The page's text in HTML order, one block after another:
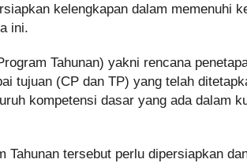
kelengkapan dalam memenuhi
ini.
Tahunan) yakni rencana
tujuan (CP dan TP) yang telah
kompetensi dasar yang ada dalam
Tahunan tersebut perlu dipersiapkan